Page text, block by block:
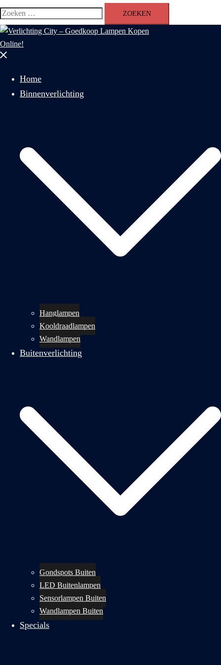
Zoeken
naar:
Menu
Home
Binnenverlichting
Hanglampen
Kooldraadlampen
Wandlampen
Buitenverlichting
Gondspots Buiten
LED Buitenlampen
Sensorlampen Buiten
Wandlampen Buiten
Specials